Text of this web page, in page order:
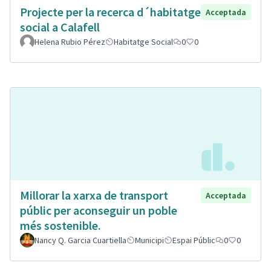
Projecte per la recerca d´habitatge
social a Calafell
Acceptada
Helena Rubio Pérez Habitatge Social 0 0
Millorar la xarxa de transport
públic per aconseguir un poble
més sostenible.
Acceptada
Nancy Q. Garcia Cuartiella Municipi Espai Públic 0 0